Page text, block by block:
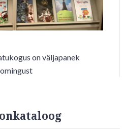
on väljapanek